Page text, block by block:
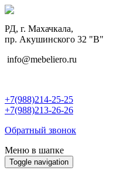
РД, г. Махачкала,
пр. Акушинского 32 "В"
info@mebeliero.ru
+7(988)214-25-25
+7(988)213-26-26
Обратный звонок
Меню в шапке
Toggle navigation